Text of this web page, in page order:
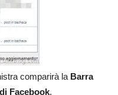
comparirà la Barra
Facebook.